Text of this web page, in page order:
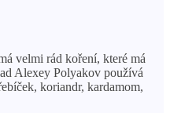
velmi rád koření, které má
Alexey Polyakov používá
koriandr, kardamom,